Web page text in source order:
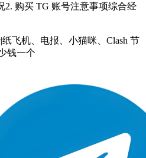
2. 购买 TG 账号注意事项综合经
飞机、电报、小猫咪、Clash 节
钱一个